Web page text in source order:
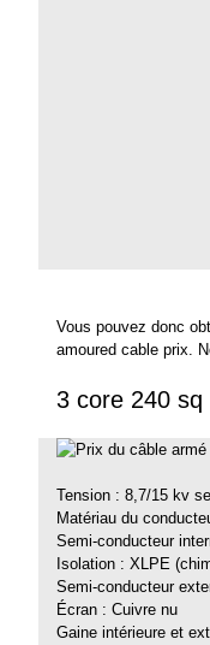
Vous pouvez donc
amoured cable prix.
3 core 240
Tension : 8,7/15 kv
Matériau du
Semi-conducteur
Isolation : XLPE
Semi-conducteur
Écran : Cuivre nu
Gaine intérieure et